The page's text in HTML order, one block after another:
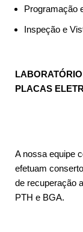
Programação
Inspeção e
PLACAS
A nossa equipe
efetuam
de recuperação
PTH e BGA.